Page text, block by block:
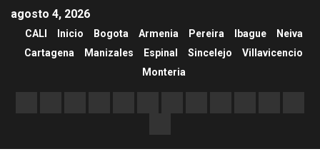
agosto 4, 2026
CALI Inicio Bogota Armenia Pereira Ibague
Neiva
Cartagena
Manizales Espinal Sincelejo
Villavicencio
Monteria